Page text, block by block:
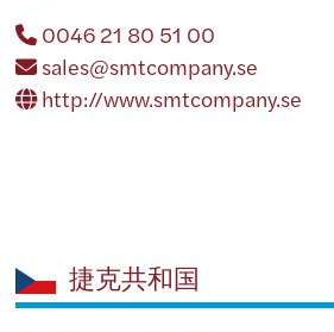
0046 21 80 51 00
sales@smtcompany.se
http://www.smtcompany.se
捷克共和国